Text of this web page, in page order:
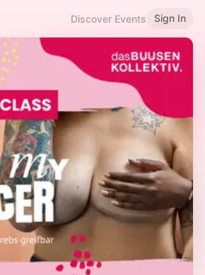
Discover Events Sign In